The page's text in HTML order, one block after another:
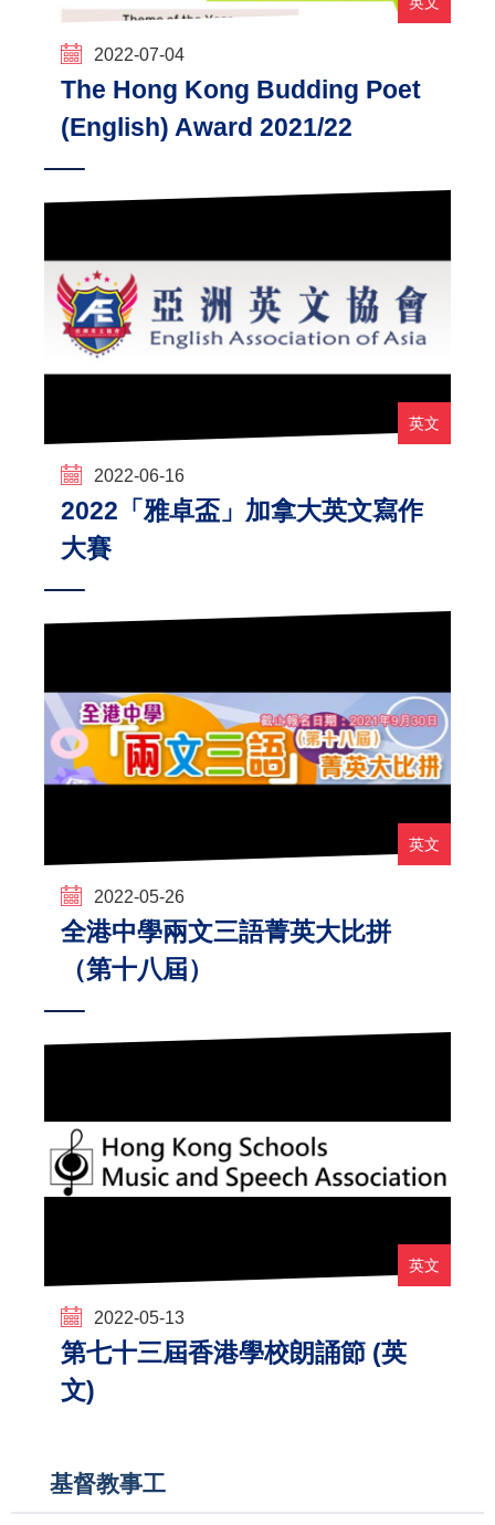
2022-07-04
The Hong Kong Budding Poet
(English) Award 2021/22
英文
2022-06-16
2022「雅卓盃」加拿大英文寫作
大賽
英文
2022-05-26
全港中學兩文三語菁英大比拼
（第十八屆）
英文
2022-05-13
第七十三屆香港學校朗誦節 (英
文)
Main
navigation
基督教事工